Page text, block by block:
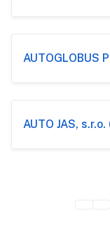
AUTOGLOBUS
AUTO JAS,